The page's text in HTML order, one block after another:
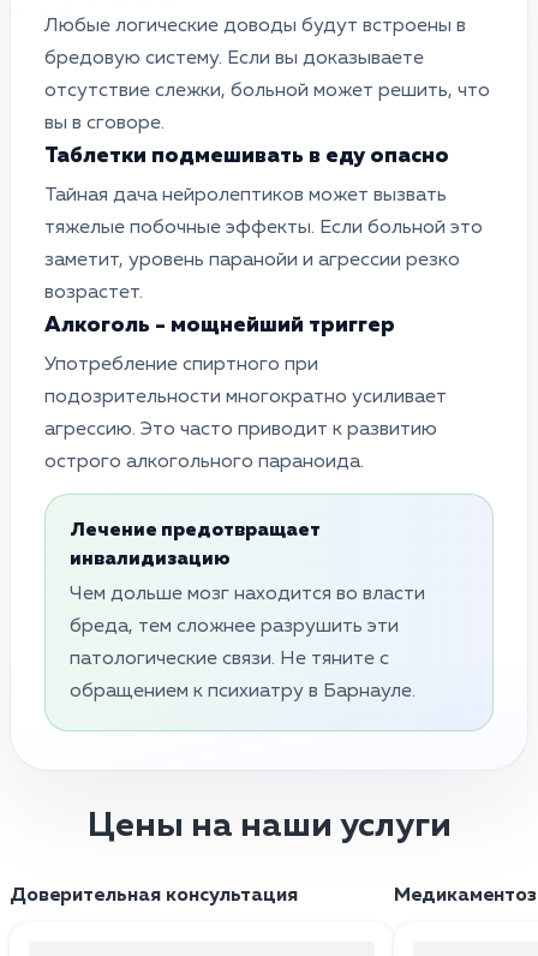
Любые логические доводы будут встроены в
бредовую систему. Если вы доказываете
отсутствие слежки, больной может решить, что
вы в сговоре.
Таблетки подмешивать в еду опасно
Тайная дача нейролептиков может вызвать
тяжелые побочные эффекты. Если больной это
заметит, уровень паранойи и агрессии резко
возрастет.
Алкоголь - мощнейший триггер
Употребление спиртного при
подозрительности многократно усиливает
агрессию. Это часто приводит к развитию
острого алкогольного параноида.
Лечение предотвращает
инвалидизацию
Чем дольше мозг находится во власти
бреда, тем сложнее разрушить эти
патологические связи. Не тяните с
обращением к психиатру в Барнауле.
Цены на наши услуги
Доверительная консультация